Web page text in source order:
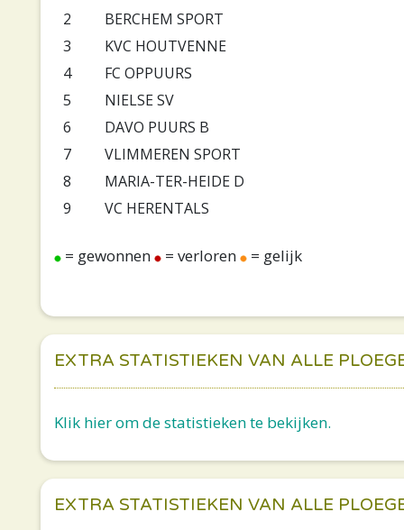
2
BERCHEM SPORT
3
KVC HOUTVENNE
4
FC OPPUURS
5
NIELSE SV
6
DAVO PUURS B
7
VLIMMEREN SPORT
8
MARIA-TER-HEIDE D
9
VC HERENTALS
= gewonnen = verloren = gelijk
EXTRA STATISTIEKEN VAN ALLE
Klik hier om de statistieken te bekijken.
EXTRA STATISTIEKEN VAN ALLE